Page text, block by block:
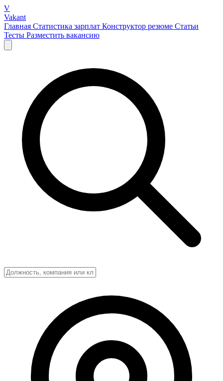
V
Vakant
Главная Статистика зарплат Конструктор резюме Статьи
Тесты Разместить вакансию